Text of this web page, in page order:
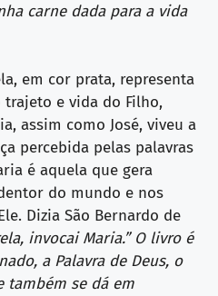
carne dada para a vida
em cor prata, representa
e vida do Filho,
assim como José, viveu a
percebida pelas palavras
é aquela que gera
do mundo e nos
Dizia São Bernardo de
invocai Maria.” O livro é
a Palavra de Deus, o
também se dá em